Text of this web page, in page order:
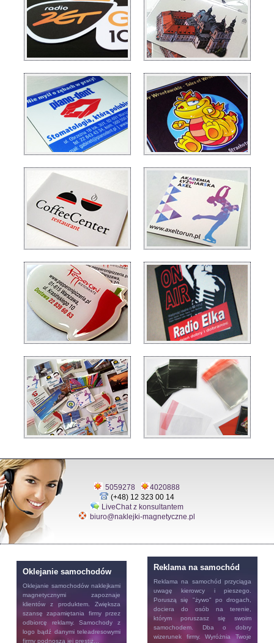
5059278
4020888
(+48) 12 323 00 14
LiveChat z konsultantem
biuro@naklejki-magnetyczne.pl
Oklejanie samochodów
Oklejanie samochodów naklejkami
magnetycznymi zapoznaje
klientów z produktem. Zwiększa
szansę zapamiętania firmy przez
odbiorcę reklamy. Samochody z
logo bądź danymi teleadresowymi
firmy podnoszą jej prestiż...
Reklama na samochód
Reklama na samochód przyciąga
uwagę kierowcy i pieszego.
Poruszą się "żywo" po drogach,
dociera do osób na terenie,
którym poruszasz się swoim
samochodem. Dba o dobry
wizerunek firmy. Wyróżnia Twoje